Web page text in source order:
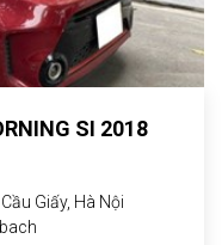
SI 2018
Giấy, Hà Nội